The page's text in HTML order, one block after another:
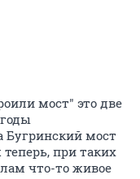
мост" это две
Бугринский мост
при таких
что-то живое